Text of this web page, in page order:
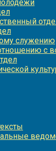
служению
с